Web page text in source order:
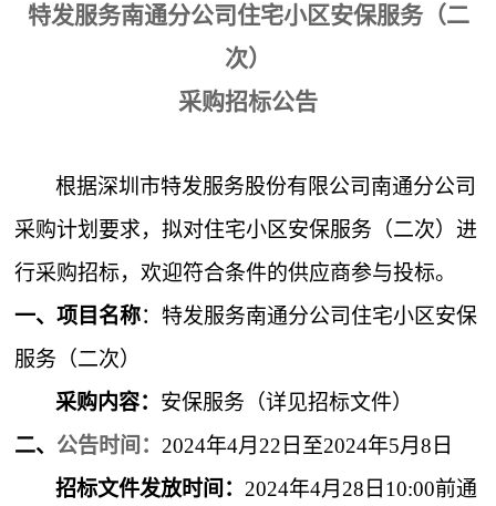
特发服务南通分公司住宅小区安保服务（二
次）
采购招标公告
根据深圳市特发服务股份有限公司南通分公司
采购计划要求，拟对住宅小区安保服务（二次）进
行采购招标，欢迎符合条件的供应商参与投标。
一、项目名称：特发服务南通分公司住宅小区安保
服务（二次）
采购内容： 安保服务（详见招标文件）
二、 公告时间： 2024年4月 22 日至2024年5月8 日
招标文件发放时间： 2024年4月 28 日 10:00前通